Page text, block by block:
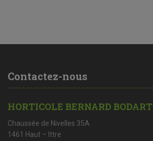
Contactez-nous
HORTICOLE BERNARD BODART
Chaussée de Nivelles 35A
1461 Haut – Ittre